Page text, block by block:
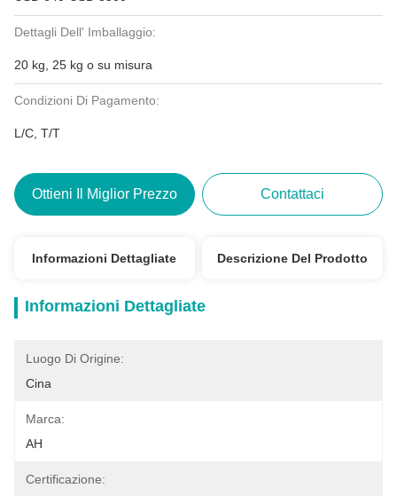
Dettagli Dell' Imballaggio:
20 kg, 25 kg o su misura
Condizioni Di Pagamento:
L/C, T/T
Ottieni Il Miglior Prezzo Contattaci
Informazioni Dettagliate Descrizione Del Prodotto
Informazioni Dettagliate
Luogo Di Origine:
Cina
Marca:
AH
Certificazione: